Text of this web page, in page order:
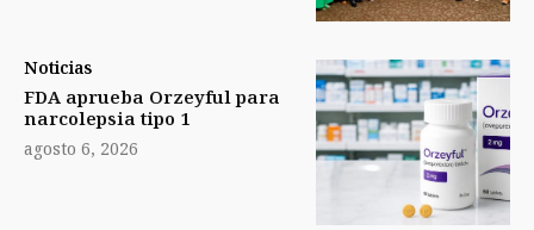
Noticias
FDA aprueba Orzeyful para
narcolepsia tipo 1
agosto 6, 2026